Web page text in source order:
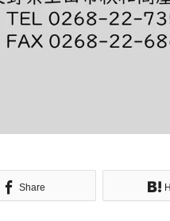
Share